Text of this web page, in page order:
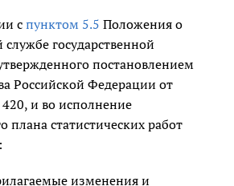
спунктом 5.5 Положения о
государственной
постановлением
Российской Федерации от
и во исполнение
плана статистических работ
изменения и